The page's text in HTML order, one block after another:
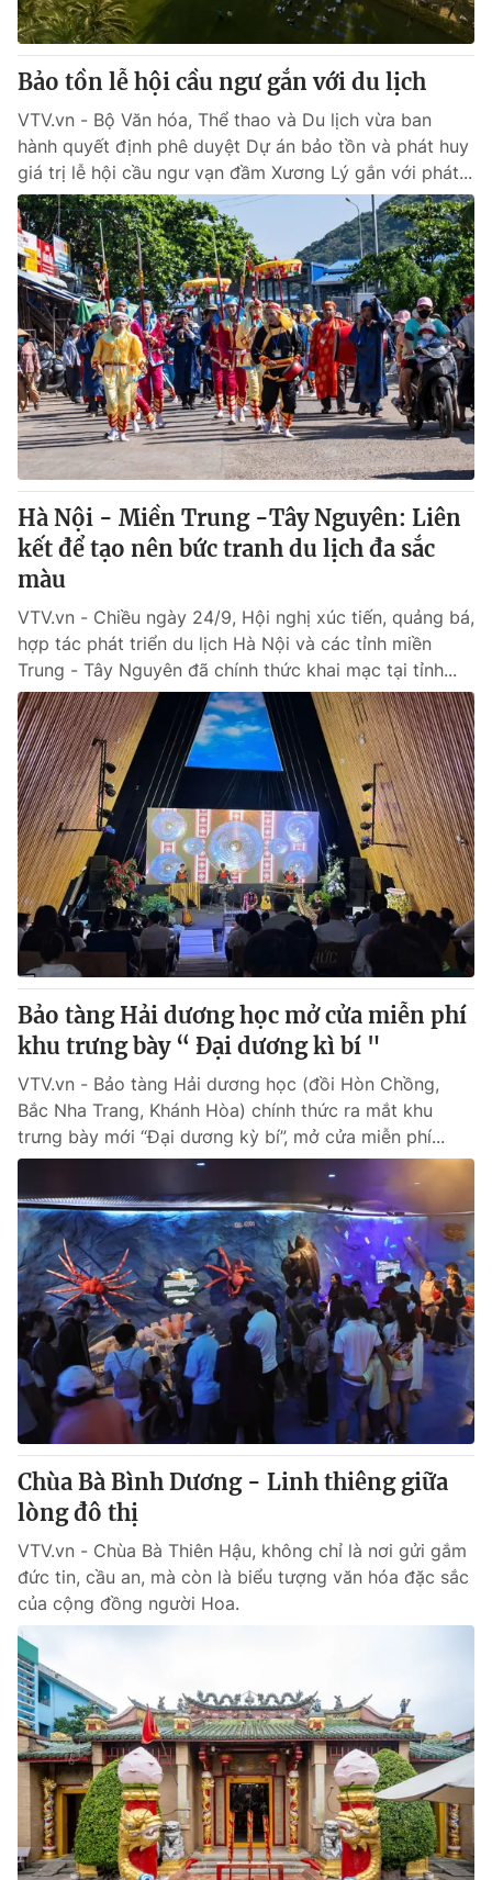
Bảo tồn lễ hội cầu ngư gắn với du lịch
VTV.vn - Bộ Văn hóa, Thể thao và Du lịch vừa ban
hành quyết định phê duyệt Dự án bảo tồn và phát huy
giá trị lễ hội cầu ngư vạn đầm Xương Lý gắn với phát...
Hà Nội - Miền Trung -Tây Nguyên: Liên
kết để tạo nên bức tranh du lịch đa sắc
màu
VTV.vn - Chiều ngày 24/9, Hội nghị xúc tiến, quảng bá,
hợp tác phát triển du lịch Hà Nội và các tỉnh miền
Trung - Tây Nguyên đã chính thức khai mạc tại tỉnh...
Bảo tàng Hải dương học mở cửa miễn phí
khu trưng bày “ Đại dương kì bí "
VTV.vn - Bảo tàng Hải dương học (đồi Hòn Chồng,
Bắc Nha Trang, Khánh Hòa) chính thức ra mắt khu
trưng bày mới “Đại dương kỳ bí”, mở cửa miễn phí...
Chùa Bà Bình Dương - Linh thiêng giữa
lòng đô thị
VTV.vn - Chùa Bà Thiên Hậu, không chỉ là nơi gửi gắm
đức tin, cầu an, mà còn là biểu tượng văn hóa đặc sắc
của cộng đồng người Hoa.